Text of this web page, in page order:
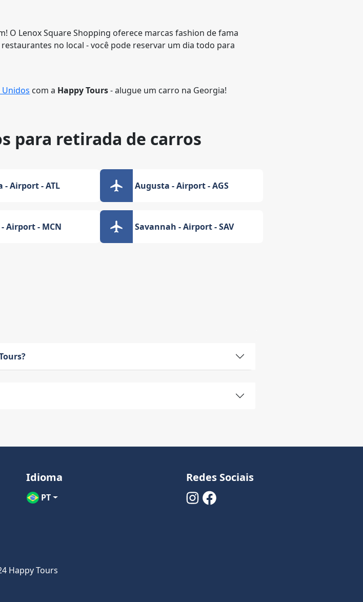
O Lenox Square Shopping oferece marcas fashion de fama
no local - você pode reservar um dia todo para
Unidos com a Happy Tours- alugue um carro na Georgia!
para retirada de carros
- Airport - ATL Augusta - Airport - AGS
Airport - MCN Savannah - Airport - SAV
Idioma
PT
Redes Sociais
Happy Tours